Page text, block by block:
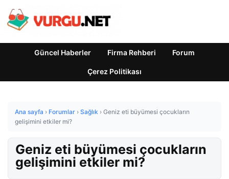
Güncel Haberler Firma Rehberi Forum
Çerez Politikası
Ana sayfa › Forumlar › Sağlık › Geniz eti büyümesi çocukların
gelişimini etkiler mi?
Geniz eti büyümesi çocukların
gelişimini etkiler mi?